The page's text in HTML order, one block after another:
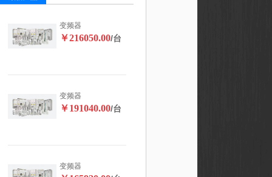
变频器
￥216050.00/台
变频器
￥191040.00/台
变频器